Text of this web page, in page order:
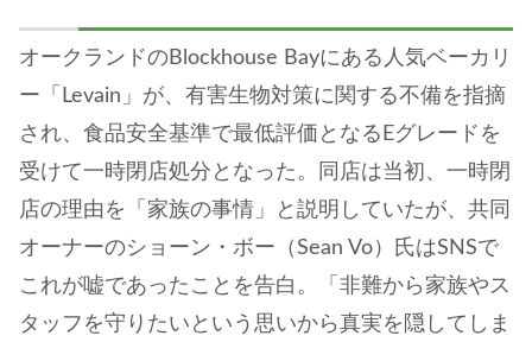
オークランドのBlockhouse Bayにある人気ベーカリ
ー「Levain」が、有害生物対策に関する不備を指摘
され、食品安全基準で最低評価となるEグレードを
受けて一時閉店処分となった。同店は当初、一時閉
店の理由を「家族の事情」と説明していたが、共同
オーナーのショーン・ボー（Sean Vo）氏はSNSで
これが嘘であったことを告白。「非難から家族やス
タッフを守りたいという思いから真実を隠してしま